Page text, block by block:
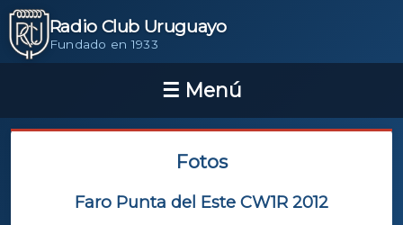
Radio Club Uruguayo
Fundado en 1933
Fotos
Faro Punta del Este CW1R 2012